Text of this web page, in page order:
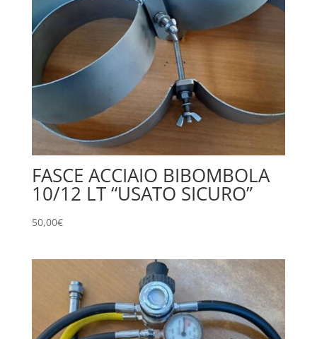
FASCE ACCIAIO BIBOMBOLA
10/12 LT “USATO SICURO”
50,00€